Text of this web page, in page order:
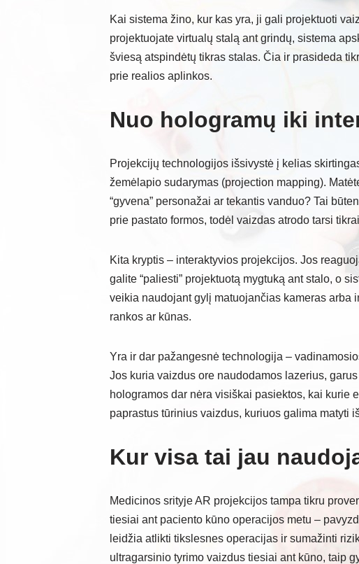
Kai sistema žino, kur kas yra, ji gali projektuoti
projektuojate virtualų stalą ant grindų, sistema
šviesą atspindėtų tikras stalas. Čia ir prasideda
prie realios aplinkos.
Nuo hologramų iki
Projekcijų technologijos išsivystė į kelias
žemėlapio sudarymas (projection mapping).
“gyvena” personažai ar tekantis vanduo? Tai
prie pastato formos, todėl vaizdas atrodo tarsi
Kita kryptis – interaktyvios projekcijos. Jos
galite “paliesti” projektuotą mygtuką ant stalo, o
veikia naudojant gylį matuojančias kameras arba
rankos ar kūnas.
Yra ir dar pažangesnė technologija –
Jos kuria vaizdus ore naudodamos lazerius,
hologramos dar nėra visiškai pasiektos, kai kurie
paprastus tūrinius vaizdus, kuriuos galima matyti
Kur visa tai jau
Medicinos srityje AR projekcijos tampa tikru
tiesiai ant paciento kūno operacijos metu –
leidžia atlikti tikslesnes operacijas ir sumažinti
ultragarsinio tyrimo vaizdus tiesiai ant kūno, taip